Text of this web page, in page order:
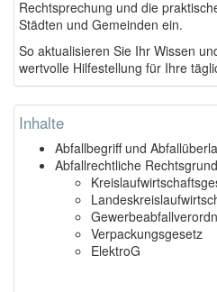
Rechtsprechung und die
Städten und Gemeinden ein.
So aktualisieren Sie Ihr Wissen
wertvolle Hilfestellung für Ihre
Inhalte
Abfallbegriff und
Abfallrechtliche
Verpackungsgesetz
ElektroG